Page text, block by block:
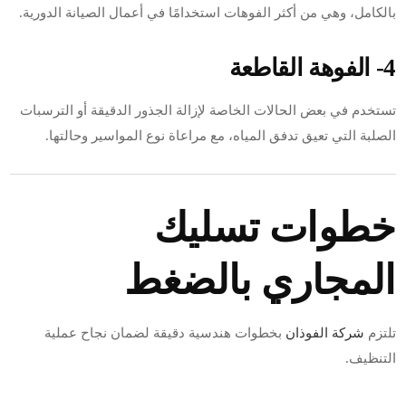
بالكامل، وهي من أكثر الفوهات استخدامًا في أعمال الصيانة الدورية.
4- الفوهة القاطعة
تستخدم في بعض الحالات الخاصة لإزالة الجذور الدقيقة أو الترسبات
الصلبة التي تعيق تدفق المياه، مع مراعاة نوع المواسير وحالتها.
خطوات تسليك
المجاري بالضغط
تلتزم شركة الفوذان بخطوات هندسية دقيقة لضمان نجاح عملية
التنظيف.